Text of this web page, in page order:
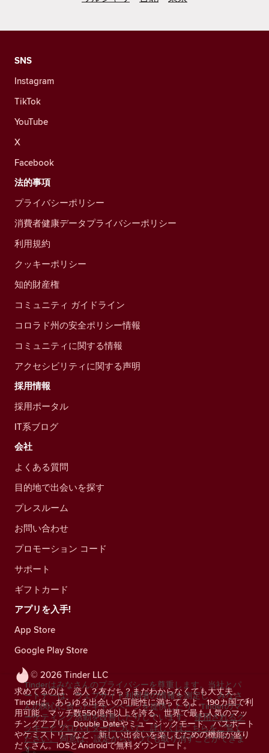
© 2026 Tinder LLC
求めてるのは、恋人？友だち？まだわからなくても大丈夫。
Tinderは、あらゆる出会いの可能性に満ちてるよ。190カ国で利
用可能、マッチ数550億件以上を誇る、世界で最も人気のマッ
チングアプリ。Double Dateやミュージックモード、パスポート
やケミストリーなど、新しい出会いを楽しむための機能が盛り
だくさん。iOSとAndroidで無料ダウンロード。
SNS
Instagram
TikTok
YouTube
X
Facebook
法的事項
プライバシーポリシー
消費者健康データプライバシーポリシー
利用規約
クッキーポリシー
知的財産権
コミュニティ ガイドライン
コロラド州の安全ポリシー情報
コミュニティに関する情報
アクセシビリティに関する声明
採用情報
採用ポータル
IT系ブログ
会社
よくある質問
目的地で出会いを探す
プレスルーム
お問い合わせ
プロモーション コード
サポート
ギフトカード
アプリを入手!
App Store
Google Play Store
Tinderはみなさんのプライバシーを尊重します。当社とパ
ートナーは、ウェブサイト利用者の情報を測定し、みなさ
んの関心に合ったキャンペーンを提供したり、Tinderのマ
ーケティング活動を改善したりしています。 使用されるク
ッキーとプロバイダーについて、詳しくはこちらをご覧く
ださい。 同意は、設定からいつでも取り消すことができま
す。